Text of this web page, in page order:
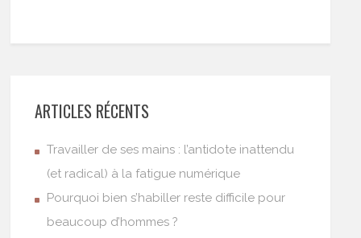
ARTICLES RÉCENTS
Travailler de ses mains : l’antidote inattendu
(et radical) à la fatigue numérique
Pourquoi bien s’habiller reste difficile pour
beaucoup d’hommes ?